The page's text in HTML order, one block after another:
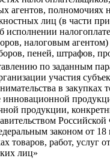
агентов, полномочиях
лиц (в части
исполнении
налоговым агентом)
пеней, штрафов,
по заданным
участия
в закупках
инновационной
продукции,
законом от
товаров, работ, услуг
лиц»